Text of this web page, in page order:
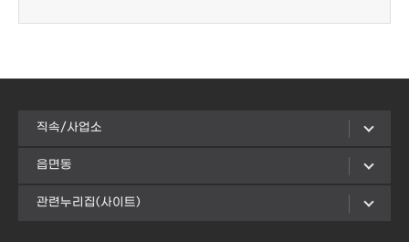
직속/사업소
읍면동
관련누리집(사이트)